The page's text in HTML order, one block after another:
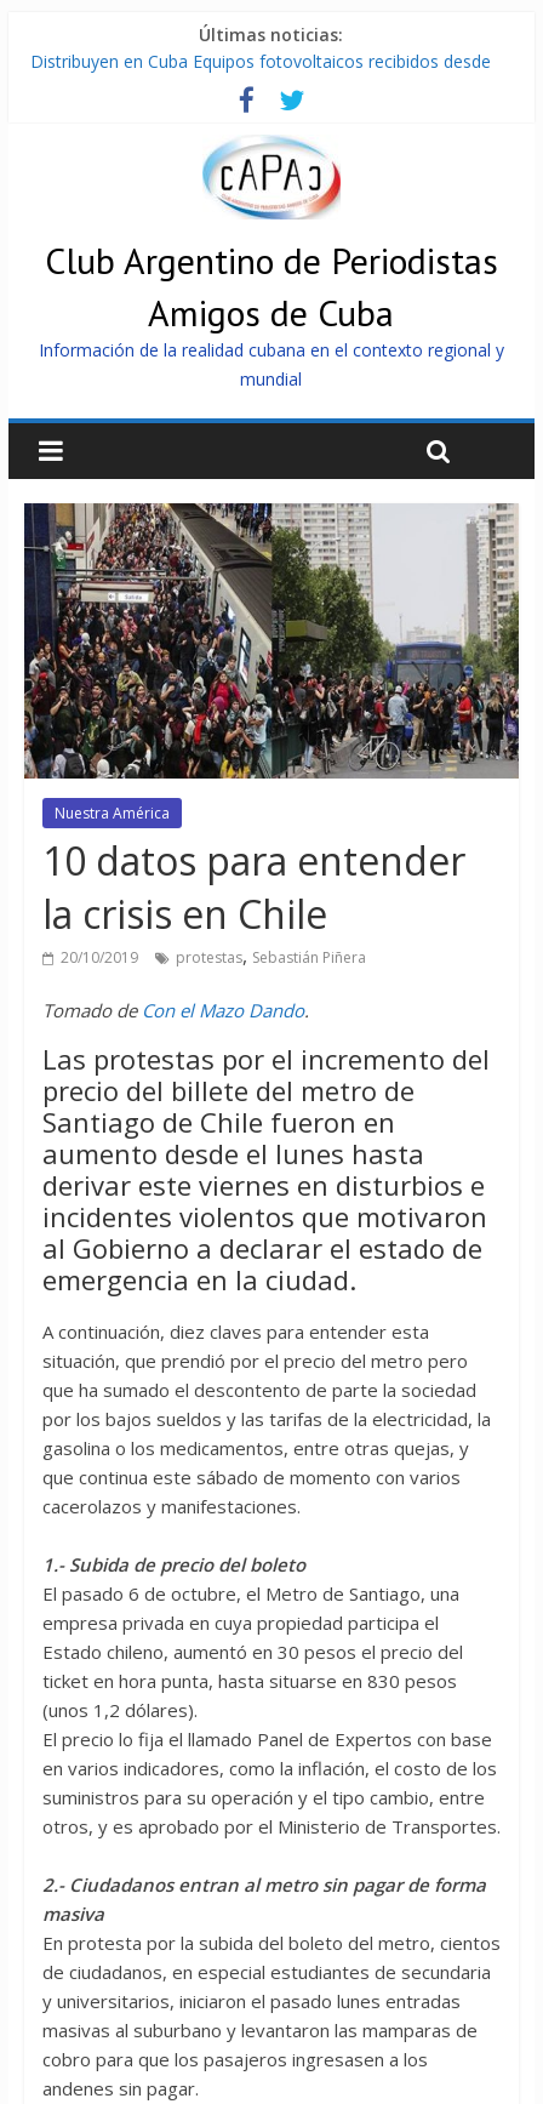
Últimas noticias:
Distribuyen en Cuba Equipos fotovoltaicos recibidos desde
La ONU condena medidas de EE.UU contra Cuba
Cuba alerta sobre doctrina militar de dominación de EEUU
Nuevas sanciones de EEUU contra Cuba apuntan a la
cooperación militar con Rusia y China
Brutal represión contra los que marchan para que no se
venda la patria
Club Argentino de Periodistas
Amigos de Cuba
Información de la realidad cubana en el contexto regional y
mundial
Nuestra América
10 datos para entender
la crisis en Chile
20/10/2019 protestas, Sebastián Piñera
Tomado de Con el Mazo Dando.
Las protestas por el incremento del
precio del billete del metro de
Santiago de Chile fueron en
aumento desde el lunes hasta
derivar este viernes en disturbios e
incidentes violentos que motivaron
al Gobierno a declarar el estado de
emergencia en la ciudad.
A continuación, diez claves para entender esta
situación, que prendió por el precio del metro pero
que ha sumado el descontento de parte la sociedad
por los bajos sueldos y las tarifas de la electricidad, la
gasolina o los medicamentos, entre otras quejas, y
que continua este sábado de momento con varios
cacerolazos y manifestaciones.
1.- Subida de precio del boleto
El pasado 6 de octubre, el Metro de Santiago, una
empresa privada en cuya propiedad participa el
Estado chileno, aumentó en 30 pesos el precio del
ticket en hora punta, hasta situarse en 830 pesos
(unos 1,2 dólares).
El precio lo fija el llamado Panel de Expertos con base
en varios indicadores, como la inflación, el costo de los
suministros para su operación y el tipo cambio, entre
otros, y es aprobado por el Ministerio de Transportes.
2.- Ciudadanos entran al metro sin pagar de forma
masiva
En protesta por la subida del boleto del metro, cientos
de ciudadanos, en especial estudiantes de secundaria
y universitarios, iniciaron el pasado lunes entradas
masivas al suburbano y levantaron las mamparas de
cobro para que los pasajeros ingresasen a los
andenes sin pagar.